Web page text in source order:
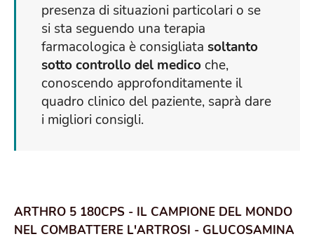
presenza di situazioni particolari o se
si sta seguendo una terapia
farmacologica è consigliata soltanto
sotto controllo del medico che,
conoscendo approfonditamente il
quadro clinico del paziente, saprà dare
i migliori consigli.
ARTHRO 5 180CPS - IL CAMPIONE DEL MONDO
NEL COMBATTERE L'ARTROSI - GLUCOSAMINA